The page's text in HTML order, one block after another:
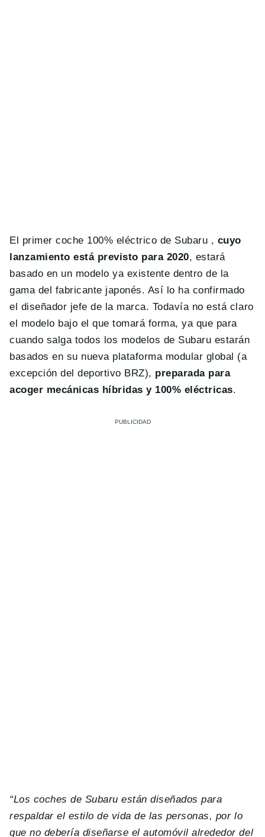
El primer coche 100% eléctrico de Subaru , cuyo
lanzamiento está previsto para 2020, estará
basado en un modelo ya existente dentro de la
gama del fabricante japonés. Así lo ha confirmado
el diseñador jefe de la marca. Todavía no está claro
el modelo bajo el que tomará forma, ya que para
cuando salga todos los modelos de Subaru estarán
basados en su nueva plataforma modular global (a
excepción del deportivo BRZ), preparada para
acoger mecánicas híbridas y 100% eléctricas.
“Los coches de Subaru están diseñados para
respaldar el estilo de vida de las personas, por lo
que no debería diseñarse el automóvil alrededor del